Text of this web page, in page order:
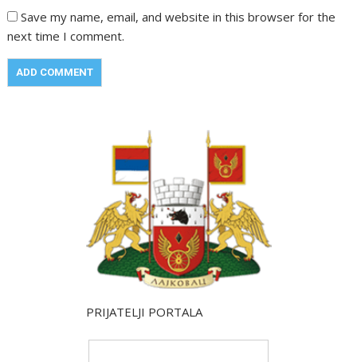
Save my name, email, and website in this browser for the
next time I comment.
PRIJATELJI PORTALA